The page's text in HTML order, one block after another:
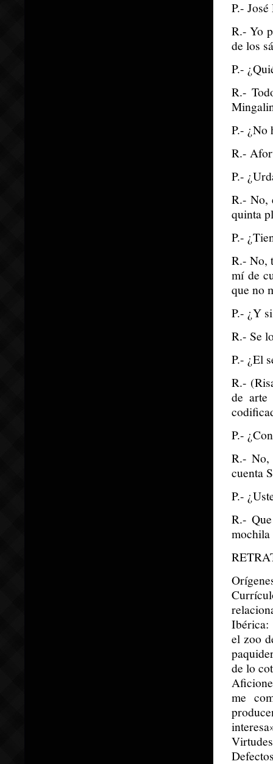
P.-
R.- Yo
de los
P.-
R.-
P.- ¿No
R.-
P.-
R.- No,
quinta
P.-
R.- No,
mí de
que no
P.- ¿Y
R.- Se
P.- ¿El
R.-
de
P.-
R.- No,
cuenta
P.-
R.-
mochila
Ibérica:
el zoo
de lo
me